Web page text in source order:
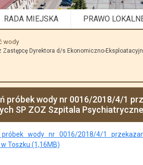
RADA MIEJSKA PRAWO
wody
Dyrektora d/s Ekonomiczno-
próbek wody nr 0016/2018/4/1
SP ZOZ Szpitala
wody nr 0016/2018/4/1
Toszku (1,16MB)